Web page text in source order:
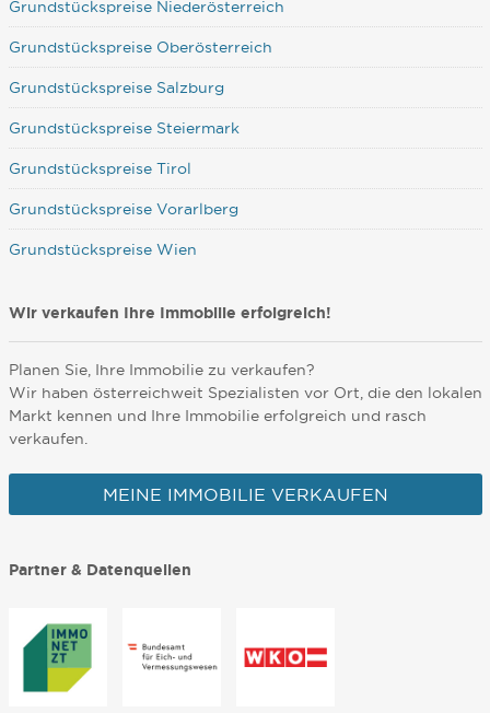
Grundstückspreise Niederösterreich
Grundstückspreise Oberösterreich
Grundstückspreise Salzburg
Grundstückspreise Steiermark
Grundstückspreise Tirol
Grundstückspreise Vorarlberg
Grundstückspreise Wien
Wir verkaufen Ihre Immobilie erfolgreich!
Planen Sie, Ihre Immobilie zu verkaufen?
Wir haben österreichweit Spezialisten vor Ort, die den lokalen
Markt kennen und Ihre Immobilie erfolgreich und rasch
verkaufen.
MEINE IMMOBILIE VERKAUFEN
Partner & Datenquellen